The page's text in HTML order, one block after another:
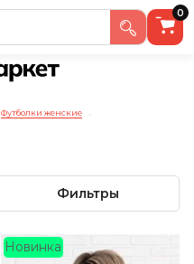
0
Футболки женские →
Фильтры
Новинка